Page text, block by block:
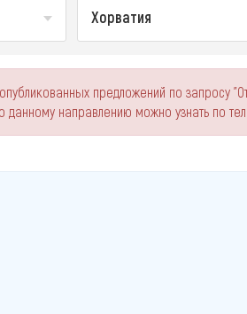
Хорватия
предложений по запросу
направлению можно узнать по